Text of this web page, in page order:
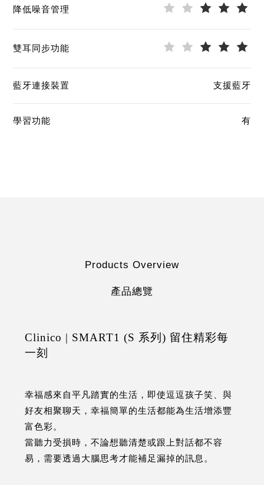
降低噪音管理
雙耳同步功能
藍牙連接裝置 支援藍牙
學習功能 有
Products Overview
產品總覽
Clinico | SMART1 (S 系列) 留住精彩每
一刻
幸福感來自平凡踏實的生活，即使逗逗孩子笑、與
好友相聚聊天，幸福簡單的生活都能為生活增添豐
富色彩。
當聽力受損時，不論想聽清楚或跟上對話都不容
易，需要透過大腦思考才能補足漏掉的訊息。